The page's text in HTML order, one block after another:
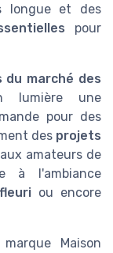
longue et des
pour
du marché des
une
pour des
des projets
amateurs de
à l'ambiance
fleuriou encore
Maison